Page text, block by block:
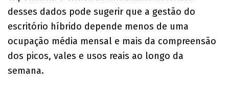
desses dados pode sugerir que a gestão do
escritório híbrido depende menos de uma
ocupação média mensal e mais da compreensão
dos picos, vales e usos reais ao longo da
semana.